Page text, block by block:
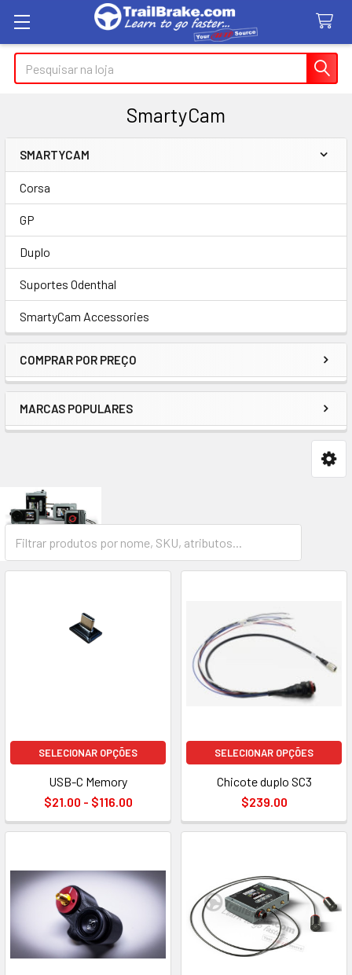
Pesquisar
SmartyCam
Barra
lateral
SMARTYCAM
Corsa
GP
Duplo
Suportes Odenthal
SmartyCam Accessories
COMPRAR POR PREÇO
MARCAS POPULARES
SELECIONAR OPÇÕES
USB-C Memory
$21.00 - $116.00
SELECIONAR OPÇÕES
Chicote duplo SC3
$239.00